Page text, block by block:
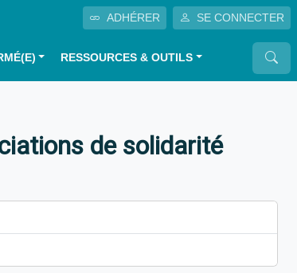
ADHÉRER SE CONNECTER
RESSOURCES & OUTILS
de solidarité